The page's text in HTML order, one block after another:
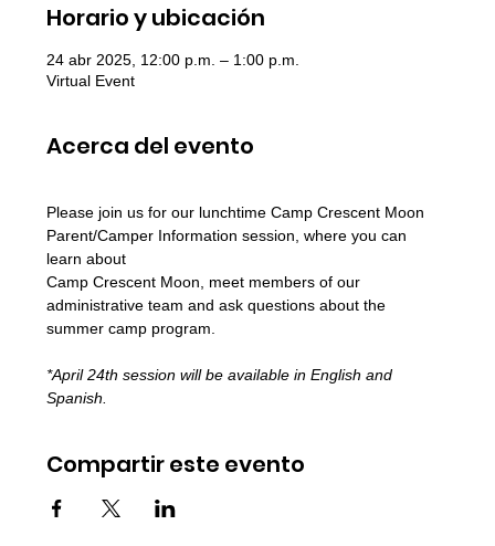
Horario y ubicación
24 abr 2025, 12:00 p.m. – 1:00 p.m.
Virtual Event
Acerca del evento
Please join us for our lunchtime Camp Crescent Moon
Parent/Camper Information session, where you can
learn about
Camp Crescent Moon, meet members of our
administrative team and ask questions about the
summer camp program.
*April 24th session will be available in English and
Spanish.
Compartir este evento